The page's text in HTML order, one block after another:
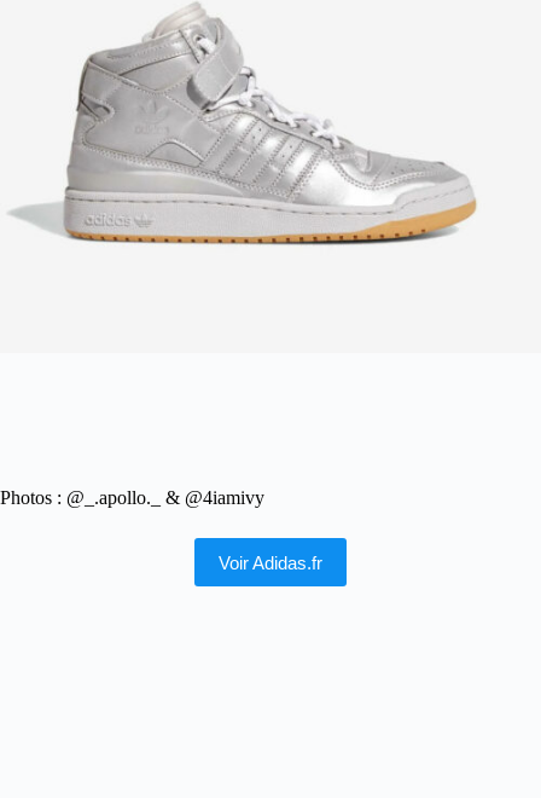
Photos : @_.apollo._ & @4iamivy
Voir Adidas.fr